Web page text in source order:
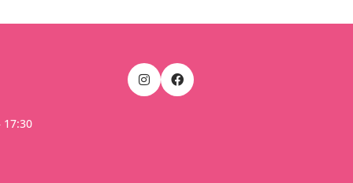
17:30